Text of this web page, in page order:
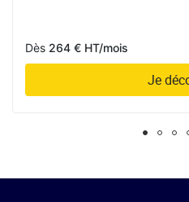
Dès 264 € HT/mois
Je